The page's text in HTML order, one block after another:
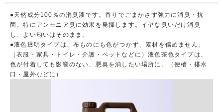
●天然成分100％の消臭液です。香りでごまかさず強力に消臭・抗
菌。特にアンモニア臭に効果を発揮します。イヤな臭いだけ消臭
し、よい匂いはそのまま。
●液色透明タイプは、布ものにも色がつかず、素材を傷めません。
（衣服・家具・トイレ・介護・ペットなどに）液色茶色タイプは、
色が付着しても影響のない、悪臭を消したい場所に。（便槽・排水
口・屋外などに）